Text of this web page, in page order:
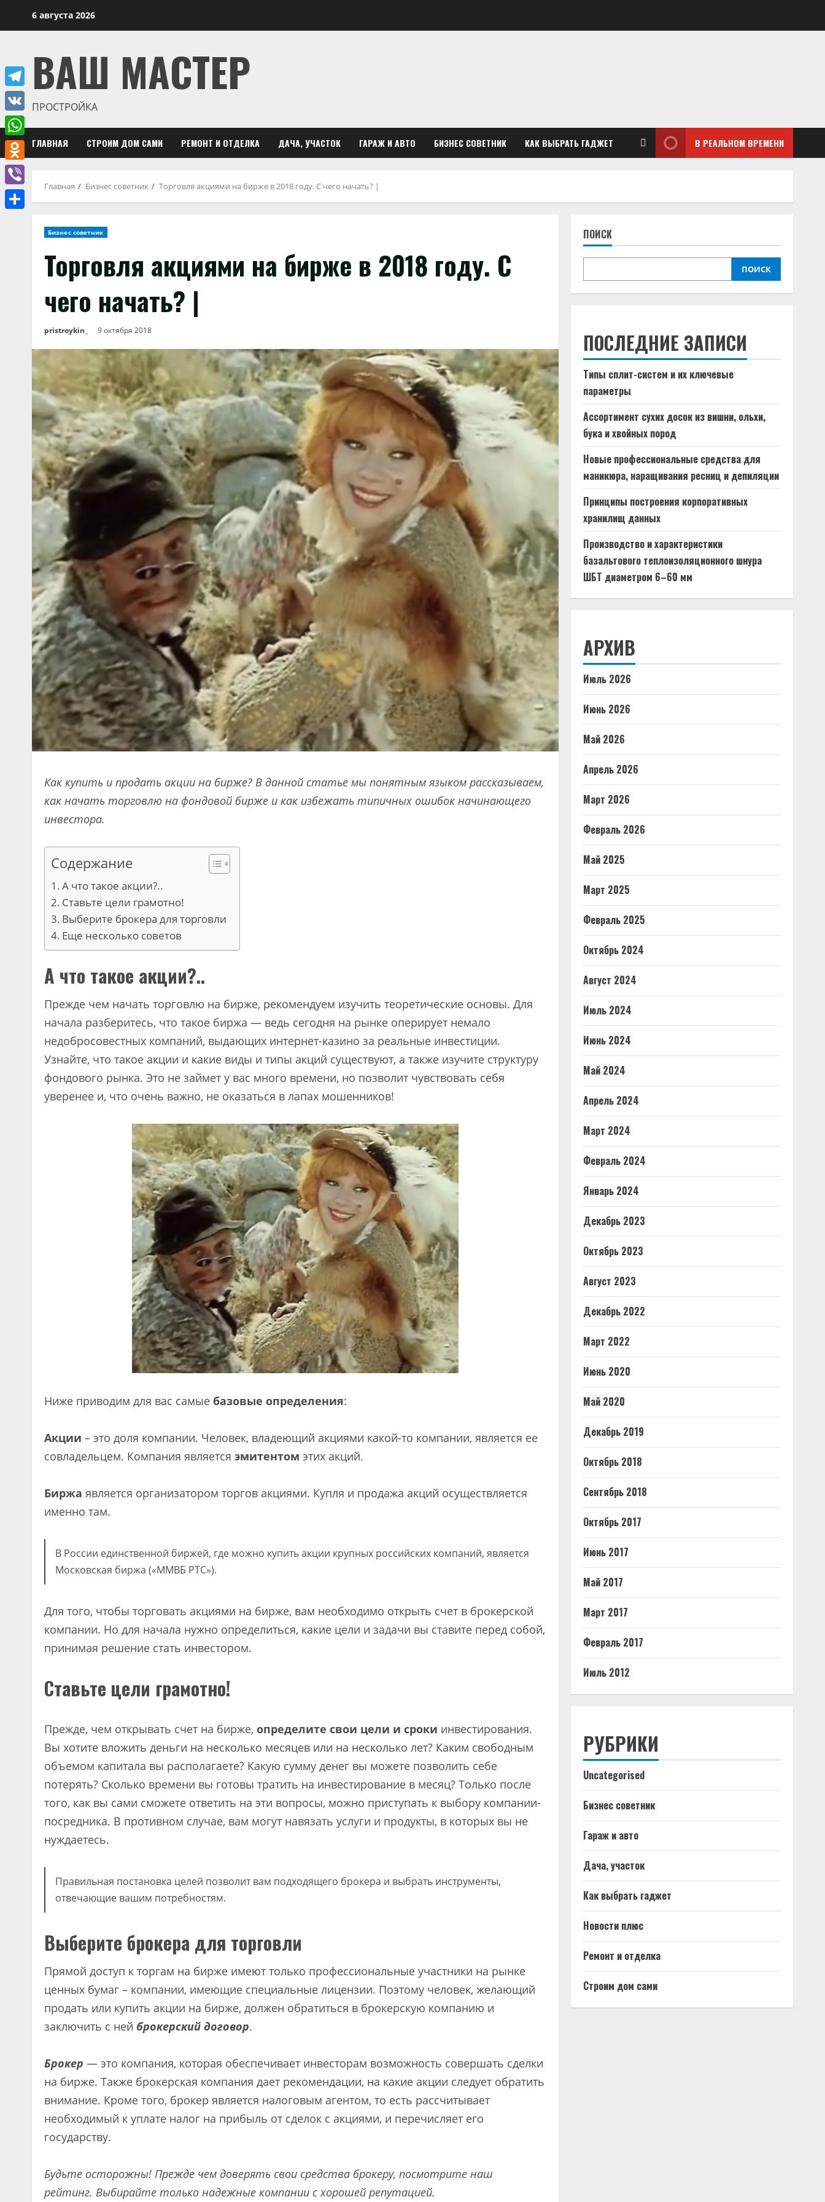
6 августа 2026
ВАШ МАСТЕР
ПРОСТРОЙКА
ГЛАВНАЯ СТРОИМ ДОМ САМИ РЕМОНТ И ОТДЕЛКА ДАЧА, УЧАСТОК ГАРАЖ И АВТО БИЗНЕС СОВЕТНИК КАК ВЫБРАТЬ ГАДЖЕТ В РЕАЛЬНОМ ВРЕМЕНИ
Главная Бизнес советник Торговля акциями на бирже в 2018 году. С чего начать? |
Бизнес советник
Торговля акциями на бирже в 2018 году. С
чего начать? |
pristroykin_ 9 октября 2018
Как купить и продать акции на бирже? В данной статье мы понятным языком рассказываем,
как начать торговлю на фондовой бирже и как избежать типичных ошибок начинающего
инвестора.
Содержание
А что такое акции?..
Ставьте цели грамотно!
Выберите брокера для торговли
Еще несколько советов
А что такое акции?..
Прежде чем начать торговлю на бирже, рекомендуем изучить теоретические основы. Для
начала разберитесь, что такое биржа — ведь сегодня на рынке оперирует немало
недобросовестных компаний, выдающих интернет-казино за реальные инвестиции.
Узнайте, что такое акции и какие виды и типы акций существуют, а также изучите структуру
фондового рынка. Это не займет у вас много времени, но позволит чувствовать себя
уверенее и, что очень важно, не оказаться в лапах мошенников!
Ниже приводим для вас самые базовые определения:
Акции – это доля компании. Человек, владеющий акциями какой-то компании, является ее
совладельцем. Компания является эмитентом этих акций.
Биржа является организатором торгов акциями. Купля и продажа акций осуществляется
именно там.
В России единственной биржей, где можно купить акции крупных российских компаний, является
Московская биржа («ММВБ РТС»).
Для того, чтобы торговать акциями на бирже, вам необходимо открыть счет в брокерской
компании. Но для начала нужно определиться, какие цели и задачи вы ставите перед собой,
принимая решение стать инвестором.
Ставьте цели грамотно!
Прежде, чем открывать счет на бирже, определите свои цели и сроки инвестирования.
Вы хотите вложить деньги на несколько месяцев или на несколько лет? Каким свободным
объемом капитала вы располагаете? Какую сумму денег вы можете позволить себе
потерять? Сколько времени вы готовы тратить на инвестирование в месяц? Только после
того, как вы сами сможете ответить на эти вопросы, можно приступать к выбору компании-
посредника. В противном случае, вам могут навязать услуги и продукты, в которых вы не
нуждаетесь.
Правильная постановка целей позволит вам подходящего брокера и выбрать инструменты,
отвечающие вашим потребностям.
Выберите брокера для торговли
Прямой доступ к торгам на бирже имеют только профессиональные участники на рынке
ценных бумаг – компании, имеющие специальные лицензии. Поэтому человек, желающий
продать или купить акции на бирже, должен обратиться в брокерскую компанию и
заключить с ней брокерский договор.
Брокер — это компания, которая обеспечивает инвесторам возможность совершать сделки
на бирже. Также брокерская компания дает рекомендации, на какие акции следует обратить
внимание. Кроме того, брокер является налоговым агентом, то есть рассчитывает
необходимый к уплате налог на прибыль от сделок с акциями, и перечисляет его
государству.
Будьте осторожны! Прежде чем доверять свои средства брокеру, посмотрите наш
рейтинг. Выбирайте только надежные компании с хорошей репутацией.
ПОИСК
ПОИСК
ПОСЛЕДНИЕ ЗАПИСИ
Типы сплит-систем и их ключевые
параметры
Ассортимент сухих досок из вишни, ольхи,
бука и хвойных пород
Новые профессиональные средства для
маникюра, наращивания ресниц и депиляции
Принципы построения корпоративных
хранилищ данных
Производство и характеристики
базальтового теплоизоляционного шнура
ШБТ диаметром 6–60 мм
АРХИВ
Июль 2026
Июнь 2026
Май 2026
Апрель 2026
Март 2026
Февраль 2026
Май 2025
Март 2025
Февраль 2025
Октябрь 2024
Август 2024
Июль 2024
Июнь 2024
Май 2024
Апрель 2024
Март 2024
Февраль 2024
Январь 2024
Декабрь 2023
Октябрь 2023
Август 2023
Декабрь 2022
Март 2022
Июнь 2020
Май 2020
Декабрь 2019
Октябрь 2018
Сентябрь 2018
Октябрь 2017
Июнь 2017
Май 2017
Март 2017
Февраль 2017
Июль 2012
РУБРИКИ
Uncategorised
Бизнес советник
Гараж и авто
Дача, участок
Как выбрать гаджет
Новости плюс
Ремонт и отделка
Строим дом сами
Telegram
VK
WhatsApp
Odnoklassniki
Viber